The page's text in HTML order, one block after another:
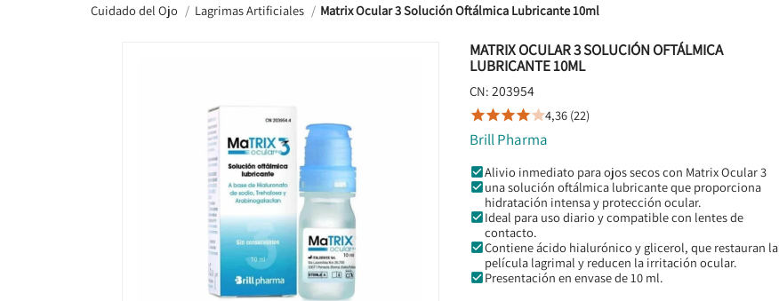
Cuidado del Ojo Lagrimas Artificiales Matrix Ocular 3 Solución Oftálmica Lubricante 10ml
MATRIX OCULAR 3 SOLUCIÓN OFTÁLMICA
LUBRICANTE 10ML
CN: 203954
4,36 (22)
Brill Pharma
Alivio inmediato para ojos secos con Matrix Ocular 3
una solución oftálmica lubricante que proporciona
hidratación intensa y protección ocular.
Ideal para uso diario y compatible con lentes de
contacto.
Contiene ácido hialurónico y glicerol, que restauran la
película lagrimal y reducen la irritación ocular.
Presentación en envase de 10 ml.